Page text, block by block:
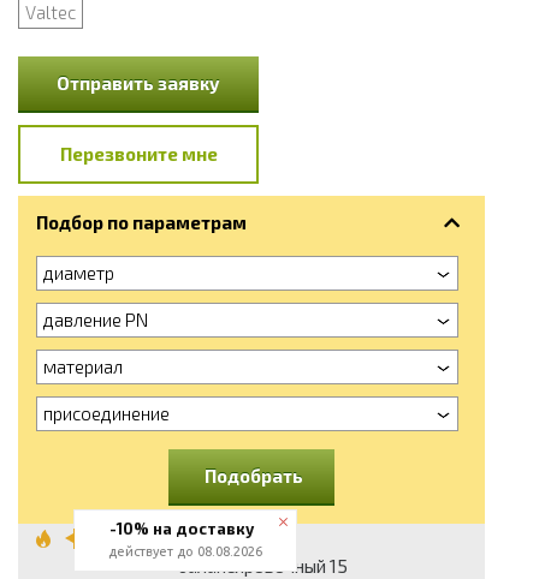
Valtec
Отправить заявку
Перезвоните мне
Подбор по параметрам
диаметр
давление PN
материал
присоединение
Подобрать
Клапан
балансировочный 15
-10% на доставку
действует до 08.08.2026